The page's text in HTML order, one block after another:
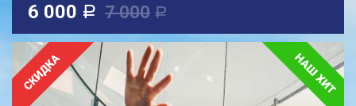
6 000 a 7 000 a